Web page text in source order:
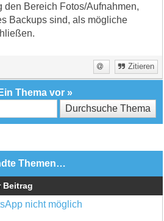
den Bereich Fotos/Aufnahmen,
Backups sind, als mögliche
Zitieren
Ein Thema vor »
Themen…
Beitrag
nicht möglich